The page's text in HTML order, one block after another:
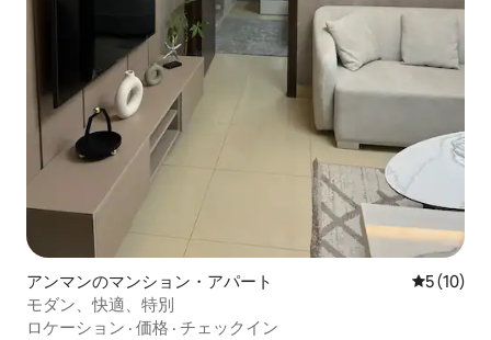
アンマンのマンション・アパート レビュー
5 (10)
モダン、快適、特別
ロケーション · 価格 · チェックイン